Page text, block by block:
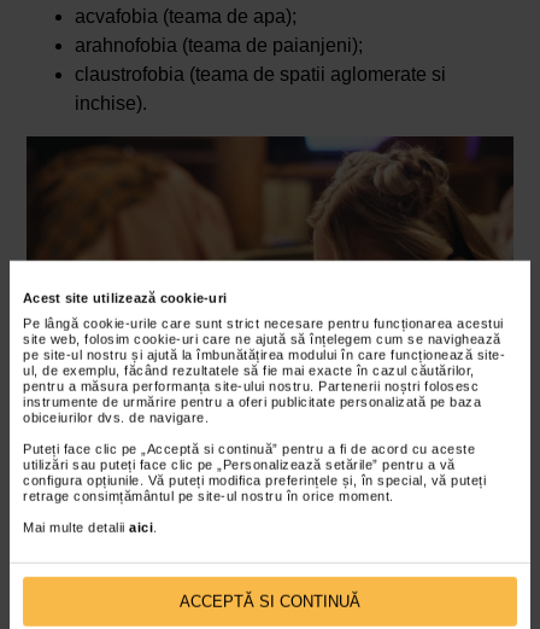
Acest site utilizează cookie-uri
Pe lângă cookie-urile care sunt strict necesare pentru funcționarea acestui
site web, folosim cookie-uri care ne ajută să înțelegem cum se navighează
pe site-ul nostru și ajută la îmbunătățirea modului în care funcționează site-
ul, de exemplu, făcând rezultatele să fie mai exacte în cazul căutărilor,
pentru a măsura performanța site-ului nostru. Partenerii noștri folosesc
instrumente de urmărire pentru a oferi publicitate personalizată pe baza
obiceiurilor dvs. de navigare.
Puteți face clic pe „Acceptă si continuă” pentru a fi de acord cu aceste
utilizări sau puteți face clic pe „Personalizează setările” pentru a vă
configura opțiunile. Vă puteți modifica preferințele și, în special, vă puteți
retrage consimțământul pe site-ul nostru în orice moment.
Mai multe detalii aici
ACCEPTĂ SI CONTINUĂ
acvafobia (teama de apa);
arahnofobia (teama de paianjeni);
claustrofobia (teama de spatii aglomerate si
inchise).
Frica de moarte – simptome
Daca suferiti de frica de moarte, gandurile despre moarte
sau depresie. S-ar putea sa evitati locuri sau situatii care
par periculoase. De asemenea, puteti deveni obsedati de